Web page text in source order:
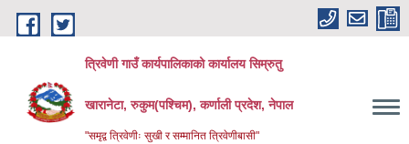
Skip to main content
त्रिवेणी गाउँ कार्यपालिकाको कार्यालय सिम्रुतु
खारानेटा, रुकुम(पश्‍चिम), कर्णाली प्रदेश, नेपाल
"समृद्व त्रिवेणीः सुखी र सम्मानित त्रिवेणीबासी"